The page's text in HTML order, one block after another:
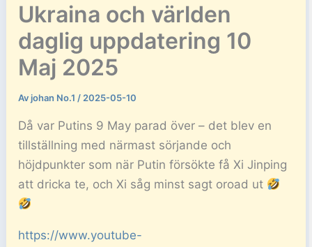
Ukraina och världen
daglig uppdatering 10
Maj 2025
Avjohan No.1 / 2025-05-10
Då var Putins 9 May parad över – det blev en
tillställning med närmast sörjande och
höjdpunkter som när Putin försökte få Xi Jinping
att dricka te, och Xi såg minst sagt oroad ut
https://www.youtube-